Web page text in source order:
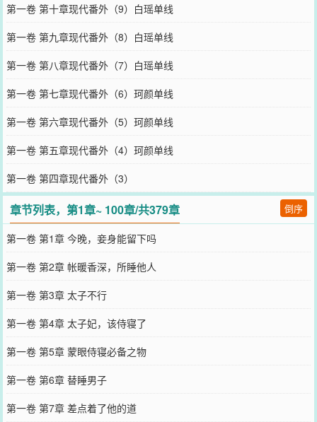
第一卷 第十章现代番外（9）白瑶单线
第一卷 第九章现代番外（8）白瑶单线
第一卷 第八章现代番外（7）白瑶单线
第一卷 第七章现代番外（6）珂颜单线
第一卷 第六章现代番外（5）珂颜单线
第一卷 第五章现代番外（4）珂颜单线
第一卷 第四章现代番外（3）
章节列表，第1章~ 100章/共379章 倒序
第一卷 第1章 今晚，妾身能留下吗
第一卷 第2章 帐暖香深，所睡他人
第一卷 第3章 太子不行
第一卷 第4章 太子妃，该侍寝了
第一卷 第5章 蒙眼侍寝必备之物
第一卷 第6章 替睡男子
第一卷 第7章 差点着了他的道